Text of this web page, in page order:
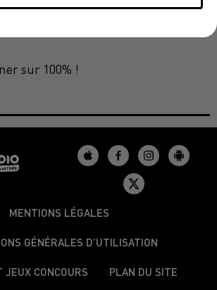
de championnat à domicile pour eux
04 Mars à 20h30.
sur 100% !
MENTIONS LÉGALES
GÉNÉRALES D’UTILISATION
JEUX CONCOURS PLAN DU SITE